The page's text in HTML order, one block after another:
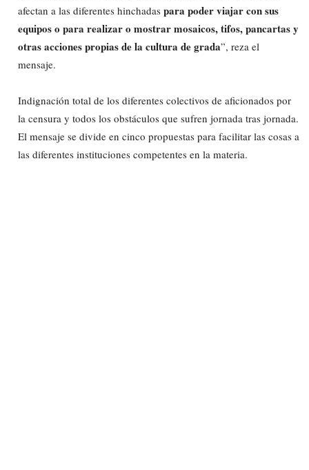
afectan a las diferentes hinchadas para poder viajar con sus
equipos o para realizar o mostrar mosaicos, tifos, pancartas y
otras acciones propias de la cultura de grada”, reza el
mensaje.
Indignación total de los diferentes colectivos de aficionados por
la censura y todos los obstáculos que sufren jornada tras jornada.
El mensaje se divide en cinco propuestas para facilitar las cosas a
las diferentes instituciones competentes en la materia.